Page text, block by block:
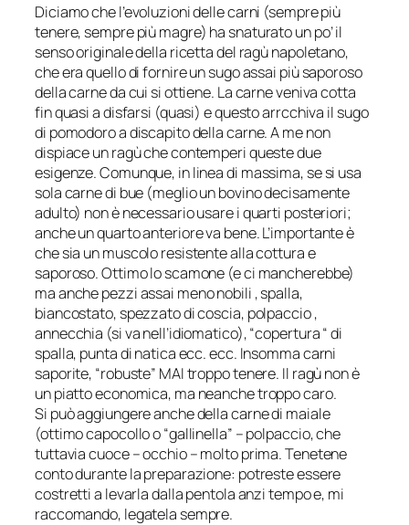
Diciamo che l’evoluzioni delle carni (sempre più
tenere, sempre più magre) ha snaturato un po’ il
senso originale della ricetta del ragù napoletano,
che era quello di fornire un sugo assai più saporoso
della carne da cui si ottiene. La carne veniva cotta
fin quasi a disfarsi (quasi) e questo arrcchiva il sugo
di pomodoro a discapito della carne. A me non
dispiace un ragù che contemperi queste due
esigenze. Comunque, in linea di massima, se si usa
sola carne di bue (meglio un bovino decisamente
adulto) non è necessario usare i quarti posteriori;
anche un quarto anteriore va bene. L’importante è
che sia un muscolo resistente alla cottura e
saporoso. Ottimo lo scamone (e ci mancherebbe)
ma anche pezzi assai meno nobili , spalla,
biancostato, spezzato di coscia, polpaccio ,
annecchia (si va nell’idiomatico), “copertura “ di
spalla, punta di natica ecc. ecc. Insomma carni
saporite, “robuste” MAI troppo tenere. Il ragù non è
un piatto economica, ma neanche troppo caro.
Si può aggiungere anche della carne di maiale
(ottimo capocollo o “gallinella” – polpaccio, che
tuttavia cuoce – occhio – molto prima. Tenetene
conto durante la preparazione: potreste essere
costretti a levarla dalla pentola anzi tempo e, mi
raccomando, legatela sempre.